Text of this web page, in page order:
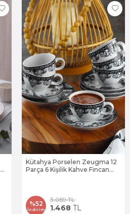
Kütahya Porselen Zeugma 12
Parça 6 Kişilik Kahve Fincan
%52
İndirim
3.059TL
1.468 TL